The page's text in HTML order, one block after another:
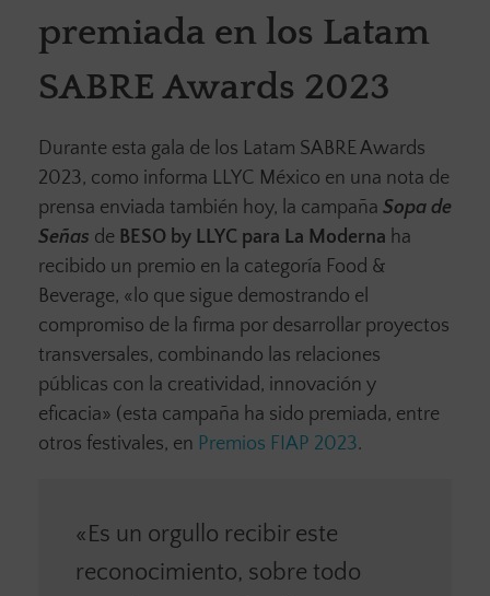
premiada en los Latam
SABRE Awards 2023
Durante esta gala de los Latam SABRE Awards
2023, como informa LLYC México en una nota de
prensa enviada también hoy, la campaña Sopa de
Señas de BESO by LLYC para La Moderna ha
recibido un premio en la categoría Food &
Beverage, «lo que sigue demostrando el
compromiso de la firma por desarrollar proyectos
transversales, combinando las relaciones
públicas con la creatividad, innovación y
eficacia» (esta campaña ha sido premiada, entre
otros festivales, en Premios FIAP 2023.
«Es un orgullo recibir este
reconocimiento, sobre todo